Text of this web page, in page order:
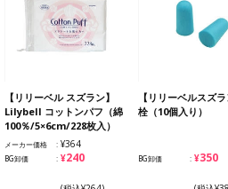
【リリーベル スズラン】
Lilybell コットンパフ（綿
100％/5×6cm/228枚入）
メーカー価格 ¥364
BG卸価 ¥240
【リリーベルスズ
栓（10個入り）
BG卸価 ¥350